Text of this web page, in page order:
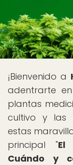
¡Bienvenido a
adentrarte
plantas
cultivo y las
estas
principal "El
Cuándo y